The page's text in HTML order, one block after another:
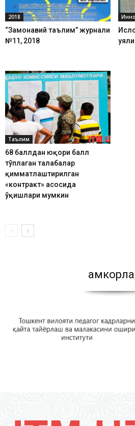
2018
“Замонавий таълим” журнали
№11, 2018
Таълим
68 баллдан юқори балл
тўплаган талабалар
қимматлаштирилган
«контракт» асосида
ўқишлари мумкин